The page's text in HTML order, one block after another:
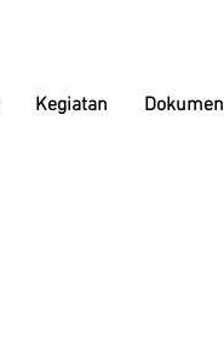
Kegiatan Dokumen